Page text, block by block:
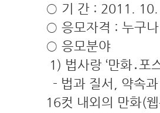
○ 기 간 : 2011.
○ 응모자격 : 누구나
○ 응모분야
1) 법사랑 ‘만화․포
- 법과 질서, 약속
16컷 내외의 만화(